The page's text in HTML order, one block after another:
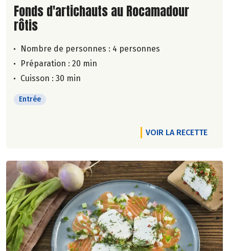
Lire la suite de la recette
Fonds d'artichauts au Rocamadour
rôtis
Nombre de personnes : 4 personnes
Préparation : 20 min
Cuisson : 30 min
Entrée
VOIR LA RECETTE